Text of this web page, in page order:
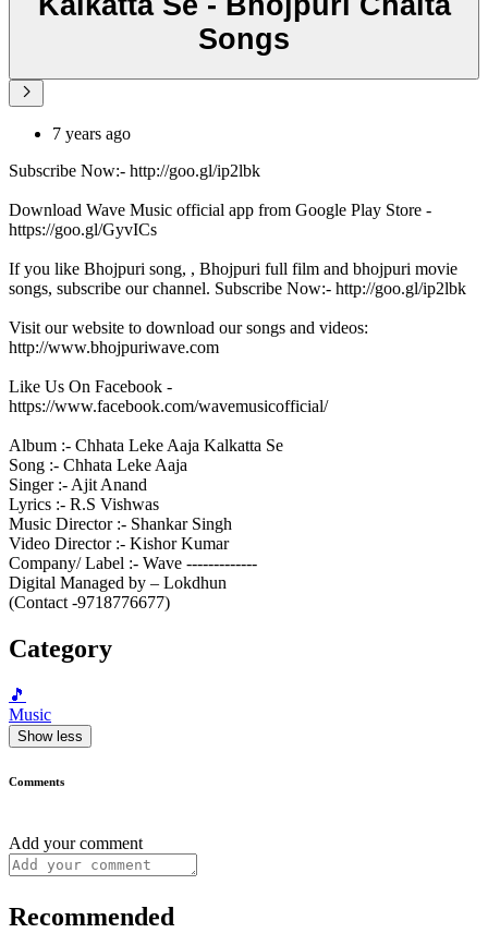
Songs
7 years ago
Subscribe Now:- http://goo.gl/ip2lbk
Download Wave Music official app from Google Play Store -
https://goo.gl/GyvICs
If you like Bhojpuri song, , Bhojpuri full film and bhojpuri movie
songs, subscribe our channel. Subscribe Now:- http://goo.gl/ip2lbk
Visit our website to download our songs and videos:
http://www.bhojpuriwave.com
Like Us On Facebook -
https://www.facebook.com/wavemusicofficial/
Album :- Chhata Leke Aaja Kalkatta Se
Song :- Chhata Leke Aaja
Singer :- Ajit Anand
Lyrics :- R.S Vishwas
Music Director :- Shankar Singh
Video Director :- Kishor Kumar
Company/ Label :- Wave -------------
Digital Managed by – Lokdhun
(Contact -9718776677)
Category
🎵
Music
Show less
Comments
Add your comment
Recommended